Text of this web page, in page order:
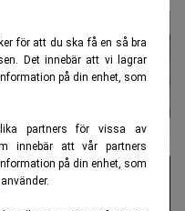
för att du ska få en så bra
Det innebär att vi lagrar
på din enhet, som
partners för vissa av
innebär att vår partners
på din enhet, som
använder.